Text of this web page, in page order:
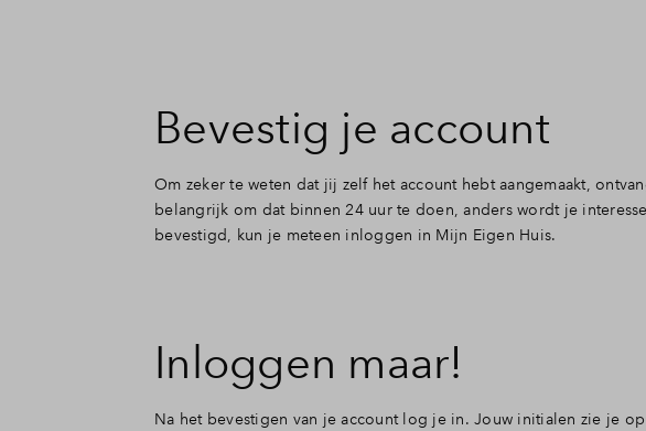
Bevestig je account
Om zeker te weten dat jij zelf het account hebt aangemaakt,
belangrijk om dat binnen 24 uur te doen, anders wordt je
bevestigd, kun je meteen inloggen in Mijn Eigen Huis.
Inloggen maar!
Na het bevestigen van je account log je in. Jouw initialen zie je